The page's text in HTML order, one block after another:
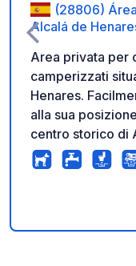
(28806)
Alcalá de
Area privata per
camperizzati
Henares.
alla sua
centro storico di
raggiungibile, il
base per visitare
inoltre in una
raggiungere